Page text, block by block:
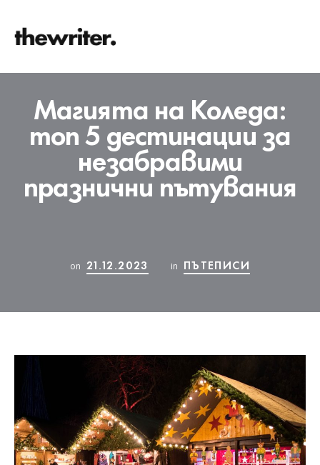
Магията на Коледа:
топ 5 дестинации за
незабравими
празнични пътувания
on 21.12.2023 in ПЪТЕПИСИ